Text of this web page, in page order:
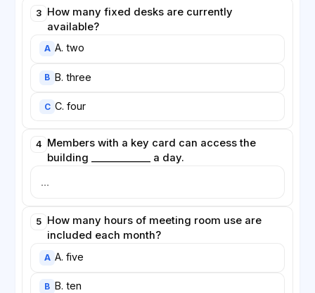
3 How many fixed desks are currently
available?
A A. two
B B. three
C C. four
4
Members with a key card can access the
building ____________ a day.
5
How many hours of meeting room use are
included each month?
A A. five
B B. ten